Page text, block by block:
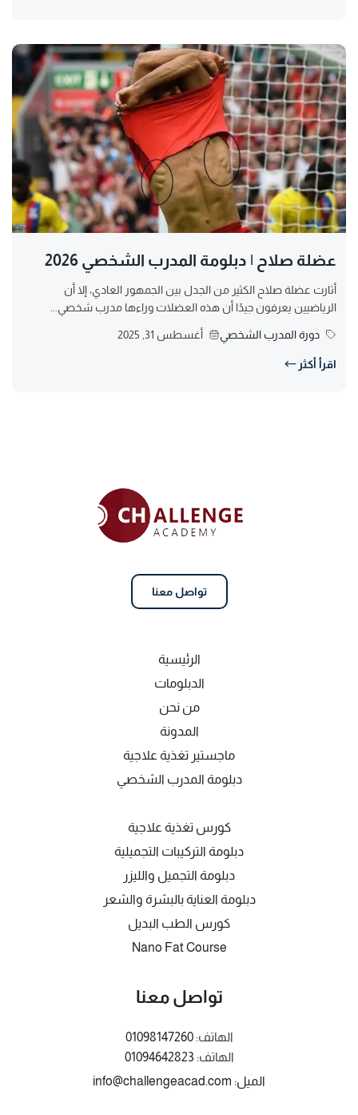
عضلة صلاح | دبلومة المدرب الشخصي 2026
أثارت عضلة صلاح الكثير من الجدل بين الجمهور العادي، إلا أن
الرياضيين يعرفون جيدًا أن هذه العضلات وراءها مدرب شخصي...
دورة المدرب الشخصي أغسطس 31, 2025
اقرأ أكثر
تواصل معنا
الرئيسية
الدبلومات
من نحن
المدونة
ماجستير تغذية علاجية
دبلومة المدرب الشخصي
كورس تغذية علاجية
دبلومة التركيبات التجميلية
دبلومة التجميل والليزر
دبلومة العناية بالبشرة والشعر
كورس الطب البديل
Nano Fat Course
تواصل معنا
الهاتف:01098147260
الهاتف: 01094642823
الميل: info@challengeacad.com